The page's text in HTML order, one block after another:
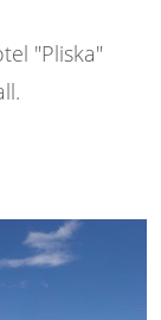
"Pliska"